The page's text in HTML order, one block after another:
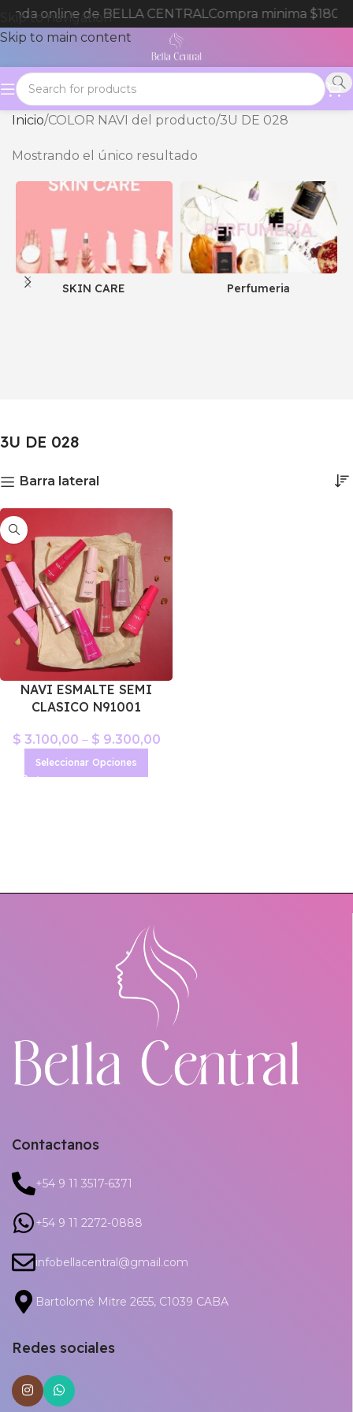
Skip to navigation
Skip to main content
online de BELLA CENTRALCompra minima
Inicio COLOR NAVI del producto 3U DE 028
Mostrando el único resultado
SKIN CARE Perfumeria
3U DE 028
Barra lateral
NAVI ESMALTE SEMI
CLASICO N91001
$ 3.100,00 – $ 9.300,00
Seleccionar Opciones
Contactanos
+54 9 11 3517-6371
+54 9 11 2272-0888
infobellacentral@gmail.com
Bartolomé Mitre 2655, C1039 CABA
Redes sociales